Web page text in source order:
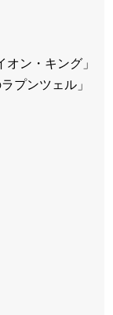
ン・キング」
プンツェル」